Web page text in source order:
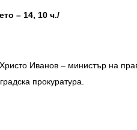
– 14, 10 ч./
Иванов – министър на
прокуратура.